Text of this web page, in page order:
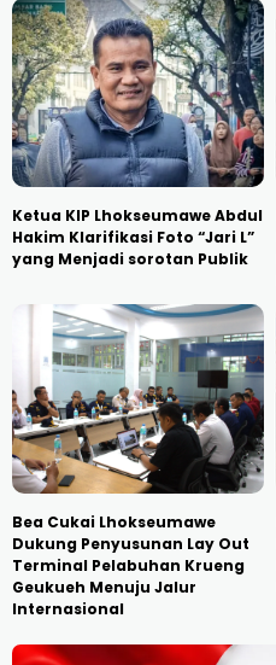
Ketua KIP Lhokseumawe Abdul
Hakim Klarifikasi Foto “Jari L”
yang Menjadi sorotan Publik
Bea Cukai Lhokseumawe
Dukung Penyusunan Lay Out
Terminal Pelabuhan Krueng
Geukueh Menuju Jalur
Internasional